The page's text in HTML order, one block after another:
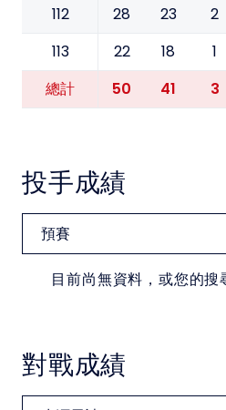
112 28 23 2
113
22 18 1
總計 50 41 3
投手成績
目前尚無資料，或您的
對戰成績